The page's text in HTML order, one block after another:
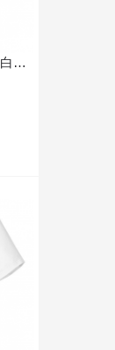
马摩托车建筑水彩画 男女白色短袖T恤创意纪念衫个性T恤衫礼物